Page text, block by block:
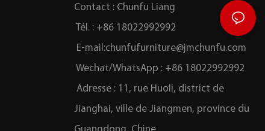
Contact : Chunfu Liang
Tél. : +86 18022992992
E-mail:chunfufurniture@jmchunfu.com
Wechat/WhatsApp : +86 18022992992
Adresse : 11, rue Huoli, district de
Jianghai, ville de Jiangmen, province du